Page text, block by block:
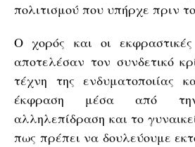
πολιτισμού που υπήρχε πριν
Ο χορός και οι
αποτελέσαν τον συνδετικό
τέχνη της ενδυματοποιίας
έκφραση μέσα από
αλληλεπίδραση και το
πως πρέπει να δουλεύουμε